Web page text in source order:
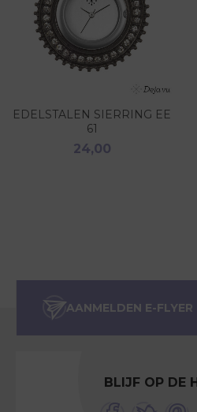
EDELSTALEN SIERRING EE
61
24,00
BLIJF OP DE